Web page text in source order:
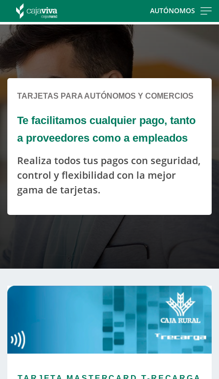
main
contentt
AUTÓNOMOS
Cargando
contenido,
favor
espere...
TARJETAS PARA AUTÓNOMOS Y COMERCIOS
Te facilitamos cualquier pago, tanto
a proveedores como a empleados
Realiza todos tus pagos con seguridad,
control y flexibilidad con la mejor
gama de tarjetas.